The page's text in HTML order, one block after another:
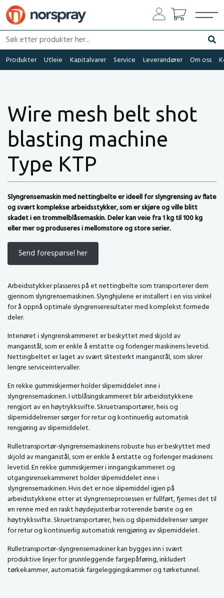
Søk etter produkter her...
Søk
Produkter Utleie Kapitalvarer Service Leverandører Om oss
Wire mesh belt shot
blasting machine
Type KTP
Slyngrensemaskin med nettingbelte er ideell for slyngrensing av flate
og svært komplekse arbeidsstykker, som er skjøre og ville blitt
skadet i en trommelblåsemaskin. Deler kan veie fra 1 kg til 100 kg
eller mer og produseres i mellomstore og store serier.
Send forespørsel her
Arbeidsstykker plasseres på et nettingbelte som transporterer dem
gjennom slyngrensemaskinen. Slynghjulene er installert i en viss vinkel
for å oppnå optimale slyngrenseresultater med komplekst formede
deler.
Interiøret i slyngrenskammeret er beskyttet med skjold av
manganstål, som er enkle å erstatte og forlenger maskinens levetid.
Nettingbeltet er laget av svært slitesterkt manganstål, som sikrer
lengre serviceintervaller.
En rekke gummiskjermer holder slipemiddelet inne i
slyngrensemaskinen. I utblåsingskammeret blir arbeidsstykkene
rengjort av en høytrykksvifte. Skruetransportører, heis og
slipemiddelrenser sørger for retur og kontinuerlig automatisk
rengjøring av slipemiddelet.
Rulletransportør-slyngrensemaskinens robuste hus er beskyttet med
skjold av manganstål, som er enkle å erstatte og forlenger maskinens
levetid. En rekke gummiskjermer i inngangskammeret og
utgangsrensekammeret holder slipemiddelet inne i
slyngrensemaskinen. Hvis det er noe slipemiddel igjen på
arbeidsstykkene etter at slyngrenseprosessen er fullført, fjernes det til
en renne med en raskt høydejusterbar roterende børste og en
høytrykksvifte. Skruetransportører, heis og slipemiddelrenser sørger
for retur og kontinuerlig automatisk rengjøring av slipemiddelet.
Rulletransportør-slyngrensemaskiner kan bygges inn i svært
produktive linjer for grunnleggende fargepåføring, inkludert
tørkekammer, automatisk fargeleggingskammer og tørketunnel.